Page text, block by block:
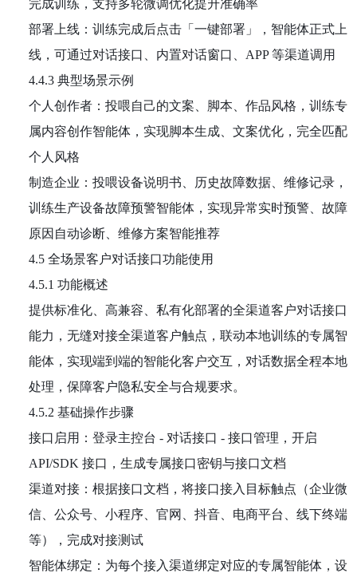
完成训练，支持多轮微调优化提升准确率
部署上线：训练完成后点击「一键部署」，智能体正式上
线，可通过对话接口、内置对话窗口、APP 等渠道调用
4.4.3 典型场景示例
个人创作者：投喂自己的文案、脚本、作品风格，训练专
属内容创作智能体，实现脚本生成、文案优化，完全匹配
个人风格
制造企业：投喂设备说明书、历史故障数据、维修记录，
训练生产设备故障预警智能体，实现异常实时预警、故障
原因自动诊断、维修方案智能推荐
4.5 全场景客户对话接口功能使用
4.5.1 功能概述
提供标准化、高兼容、私有化部署的全渠道客户对话接口
能力，无缝对接全渠道客户触点，联动本地训练的专属智
能体，实现端到端的智能化客户交互，对话数据全程本地
处理，保障客户隐私安全与合规要求。
4.5.2 基础操作步骤
接口启用：登录主控台 - 对话接口 - 接口管理，开启
API/SDK 接口，生成专属接口密钥与接口文档
渠道对接：根据接口文档，将接口接入目标触点（企业微
信、公众号、小程序、官网、抖音、电商平台、线下终端
等），完成对接测试
智能体绑定：为每个接入渠道绑定对应的专属智能体，设